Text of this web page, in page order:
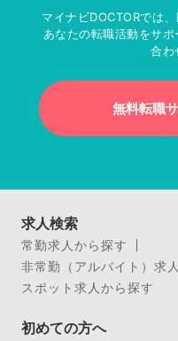
マイナビDOCTORでは
あなたの転職活動をサ
合わ
無料転職
求人検索
常勤求人から探す
非常勤（アルバイト）求
スポット求人から探す
初めての方へ